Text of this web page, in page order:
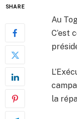
SHARE
Au
C’est
la